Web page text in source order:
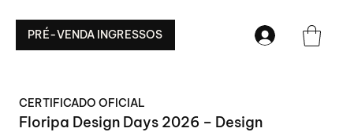
PRÉ-VENDA INGRESSOS
CERTIFICADO OFICIAL
Floripa Design Days 2026 – Design